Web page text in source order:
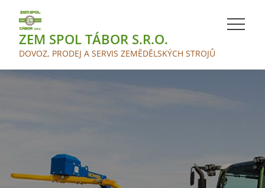
contentZEM SPOL TÁBOR S.R.O.
DOVOZ, PRODEJ A SERVIS ZEMĚDĚLSKÝCH STROJŮ